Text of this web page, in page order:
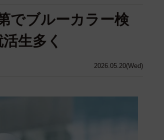
2026.05.20(Wed)
でブルーカラー検
生多く